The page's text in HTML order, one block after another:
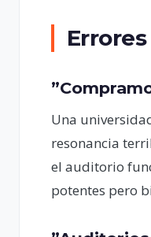
Una
resonancia
el auditorio
potentes pero